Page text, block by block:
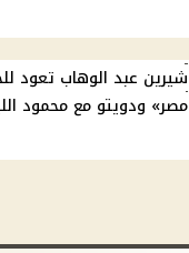
شيرين عبد الوهاب تعود
مصر» ودويتو مع محمود